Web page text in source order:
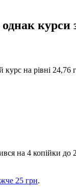
однак
на рівні
на 4 копійки
25 грн.